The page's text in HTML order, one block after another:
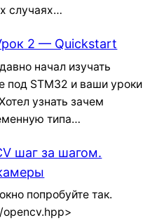
случаях…
2 — Quickstart
начал изучать
под STM32 и ваши уроки
узнать зачем
типа…
шаг за шагом.
попробуйте так.